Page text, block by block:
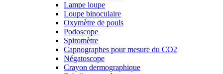
Lampe loupe
Loupe binoculaire
Oxymètre de pouls
Podoscope
Spiromètre
Capnographes pour mesure du CO2
Négatoscope
Crayon dermographique